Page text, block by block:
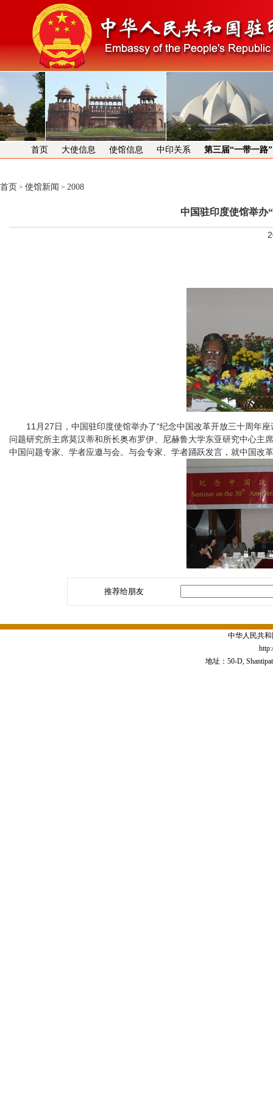
首页 大使信息 使馆信息 中印关系 第三届“一带一路
首页 > 使馆新闻 > 2008
中国驻印度使馆举办
11 月 27日 ，中国驻印度使馆举办了“纪念中国改革开放三十周年座
问题研究所主席莫汉蒂和所长奥布罗伊、尼赫鲁大学东亚研究中心主
中国问题专家、学者应邀与会。与会专家、学者踊跃发言，就中国改
推荐给朋友
中华人民共
地址：50-D,